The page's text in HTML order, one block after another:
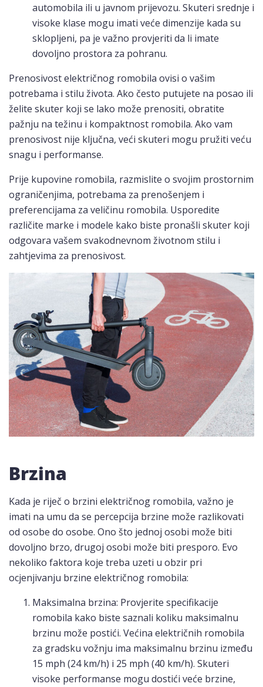
automobila ili u javnom prijevozu. Skuteri srednje i
visoke klase mogu imati veće dimenzije kada su
sklopljeni, pa je važno provjeriti da li imate
dovoljno prostora za pohranu.
Prenosivost električnog romobila ovisi o vašim
potrebama i stilu života. Ako često putujete na posao ili
želite skuter koji se lako može prenositi, obratite
pažnju na težinu i kompaktnost romobila. Ako vam
prenosivost nije ključna, veći skuteri mogu pružiti veću
snagu i performanse.
Prije kupovine romobila, razmislite o svojim prostornim
ograničenjima, potrebama za prenošenjem i
preferencijama za veličinu romobila. Usporedite
različite marke i modele kako biste pronašli skuter koji
odgovara vašem svakodnevnom životnom stilu i
zahtjevima za prenosivost.
Brzina
Kada je riječ o brzini električnog romobila, važno je
imati na umu da se percepcija brzine može razlikovati
od osobe do osobe. Ono što jednoj osobi može biti
dovoljno brzo, drugoj osobi može biti presporo. Evo
nekoliko faktora koje treba uzeti u obzir pri
ocjenjivanju brzine električnog romobila:
Maksimalna brzina: Provjerite specifikacije
romobila kako biste saznali koliku maksimalnu
brzinu može postići. Većina električnih romobila
za gradsku vožnju ima maksimalnu brzinu između
15 mph (24 km/h) i 25 mph (40 km/h). Skuteri
visoke performanse mogu dostići veće brzine,